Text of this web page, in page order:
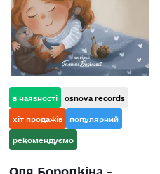
в наявності osnova records
хіт продажів популярний
рекомендуємо
Оля Бородкіна -